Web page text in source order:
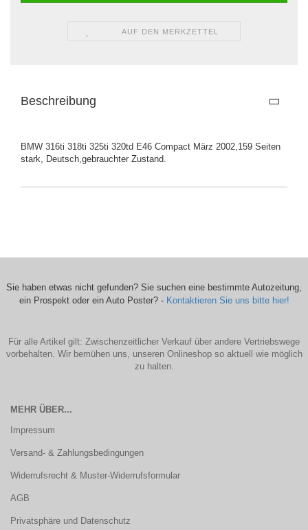
AUF DEN MERKZETTEL
Beschreibung
BMW 316ti 318ti 325ti 320td E46 Compact März 2002,159 Seiten
stark, Deutsch,gebrauchter Zustand.
Sie haben etwas nicht gefunden? Sie suchen eine bestimmte Autozeitung,
ein Prospekt oder ein Auto Poster? - Kontaktieren Sie uns bitte hier!
Für alle Artikel gilt: Zwischenzeitlicher Verkauf über andere Vertriebswege
vorbehalten. Wir bemühen uns, unseren Onlineshop so aktuell wie möglich
zu halten.
MEHR ÜBER...
Impressum
Versand- & Zahlungsbedingungen
Widerrufsrecht & Muster-Widerrufsformular
AGB
Privatsphäre und Datenschutz